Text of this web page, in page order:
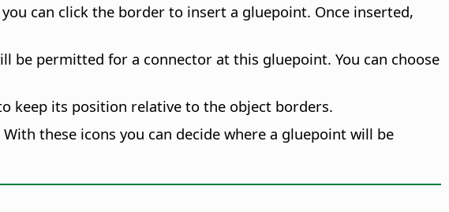
can click the border to insert a gluepoint. Once inserted,
be permitted for a connector at this gluepoint. You can choose
keep its position relative to the object borders.
these icons you can decide where a gluepoint will be